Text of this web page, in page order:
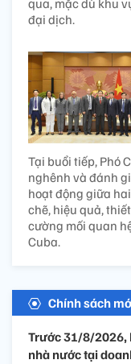
qua, mặc dù khu
đại dịch.
Tại buổi tiếp, Phó
nghênh và đánh
hoạt động giữa
chẽ, hiệu quả,
cường mối quan
Cuba.
Chính sách
Trước 31/8/2026,
nhà nước tại